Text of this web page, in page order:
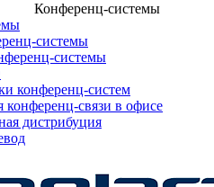
Конференц-системы
системы
системы
конференц-систем
конференц-связи в офисе
дистрибуция